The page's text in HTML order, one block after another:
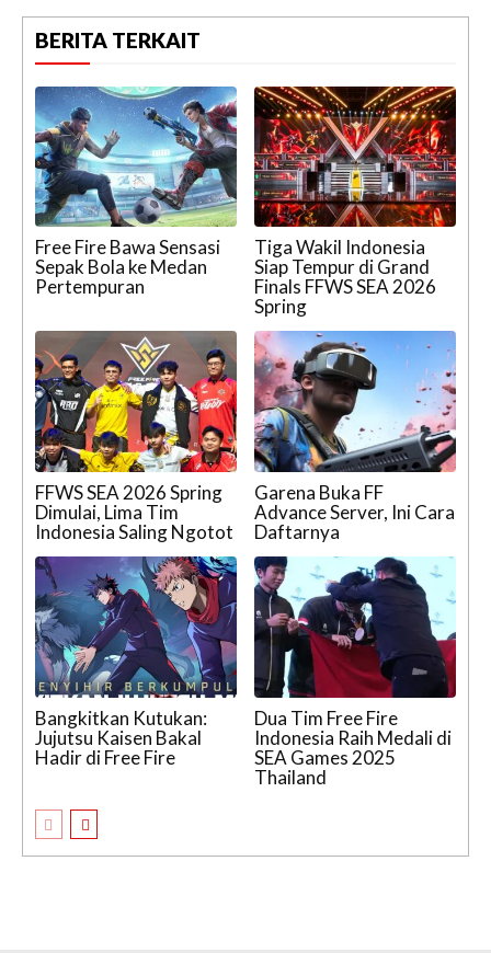
BERITA TERKAIT
Free Fire Bawa Sensasi
Sepak Bola ke Medan
Pertempuran
Tiga Wakil Indonesia
Siap Tempur di Grand
Finals FFWS SEA 2026
Spring
FFWS SEA 2026 Spring
Dimulai, Lima Tim
Indonesia Saling Ngotot
Garena Buka FF
Advance Server, Ini Cara
Daftarnya
Bangkitkan Kutukan:
Jujutsu Kaisen Bakal
Hadir di Free Fire
Dua Tim Free Fire
Indonesia Raih Medali di
SEA Games 2025
Thailand